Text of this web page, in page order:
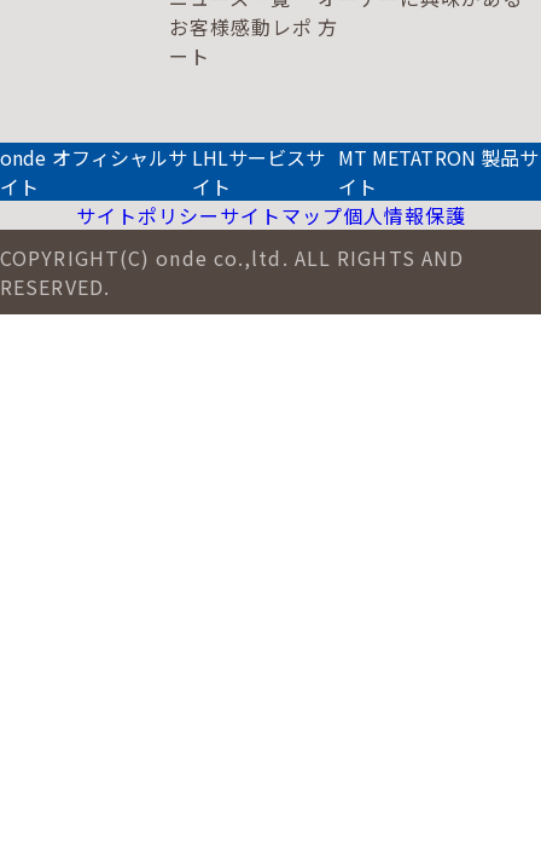
お客様感動レポ
ート
方
onde オフィシャルサ
イト
LHLサービスサ
イト
MT METATRON 製品サ
イト
サイトポリシーサイトマップ個人情報保護
COPYRIGHT(C) onde co.,ltd. ALL RIGHTS AND
RESERVED.